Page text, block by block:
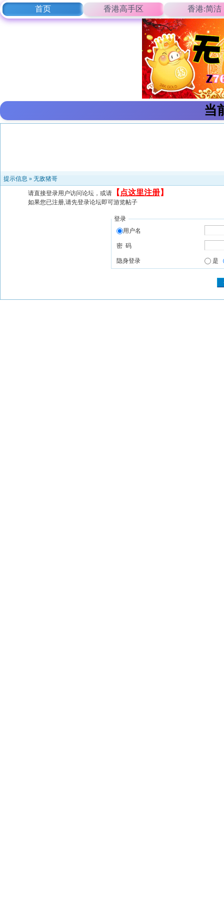
首页 香港高手区 香港:简洁
当
提示信息 » 无敌猪哥
请直接登录用户访问论坛，或请 【 点这里注册】
如果您已注册,请先登录论坛即可游览帖子
登录
用户名
密 码
隐身登录 是